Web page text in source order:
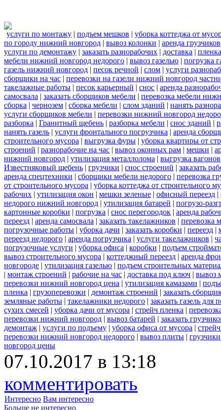
услуги по монтажу | подъем мешков | уборка коттеджа от
по городу нижний новгород | вывоз колонки | аренда грузчиков
услуги по демонтажу | заказать разнорабочих | доставка | пленка
мебели нижний новгород недорого | вывоз газелью | погрузка
газель нижний новгород | песок речной | слом | услуги
сборщики на час | перевозки на газели нижний новгород
такелажные работы | песок карьерный | снос | аренда
самосвала | заказать сборщиков мебели | перевозка мебели
сборка | чернозем | сборка мебели | слом зданий | нанять
услуги сборщиков мебели | перевозки нижний новгород
разборка | Гранитный щебень | разборка мебели | снос зданий |
нанять газель | услуги фронтального погрузчика | аренда
строительного мусора | выгрузка фуры | уборка квартиры от
строений | разнорабочие на час | вывоз оконных рам | мешки |
нижний новгород | утилизация металлолома | выгрузка вагонов
Известняковый щебень | грузчики | снос строений | заказать
аренда спецтехники | сборщики мебели недорого | перевозка
от строительного мусора | уборка коттеджа от строительного
рабочих | утилизация окон | мешки зеленые | офисный переезд |
недорого нижний новгород | утилизация батарей | погрузо-
картонные коробки | погрузка | снос перегородок | аренда
переезд | аренда самосвала | заказать такелажников | перевозка
погрузочные работы | уборка дачи | заказать коробки | переезд |
переезд недорого | аренда погрузчика | услуги такелажников |
погрузочные услуги | уборка офиса | коробки | подъем
вывоз строительного мусора | коттеджный переезд | аренда
новгороде | утилизация газелью | подъем строительных
| монтаж строений | рабочие на час | доставка под ключ | вывоз
перевозки нижний новгород цена | утилизация камазами |
пленка | грузоперевозки | демонтаж строений | заказать
земляные работы | такелажники недорого | заказать газель
сухих смесей | уборка дачи от мусора | стрейч пленка |
перевозки нижний новгород | вывоз батарей | заказать
демонтаж | услуги по подъему | уборка офиса от мусора |
перевозки нижний новгород недорого | вывоз плиты |
новгород цены
07.10.2017 в 13:18
комментировать
Интересно Вам интересно
Больше не интересно